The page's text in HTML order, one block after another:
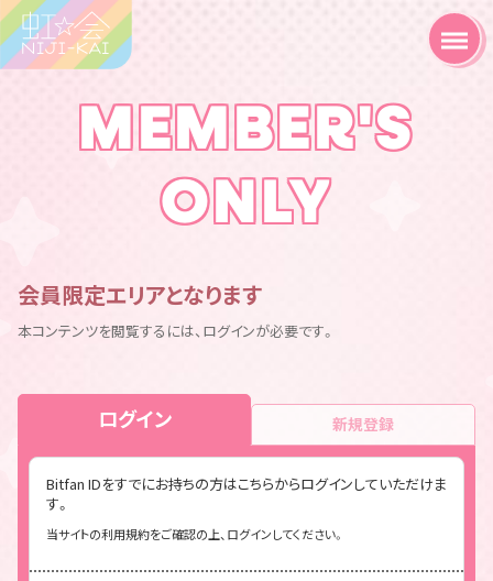
MEMBER'S
ONLY
会員限定エリアとなります
本コンテンツを閲覧するには、ログインが必要です。
ログイン 新規登録
Bitfan IDをすでにお持ちの方はこちらからログインしていただけま
す。
当サイトの利用規約をご確認の上、ログインしてください。